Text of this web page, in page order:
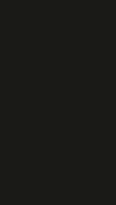
explica operação
Almada